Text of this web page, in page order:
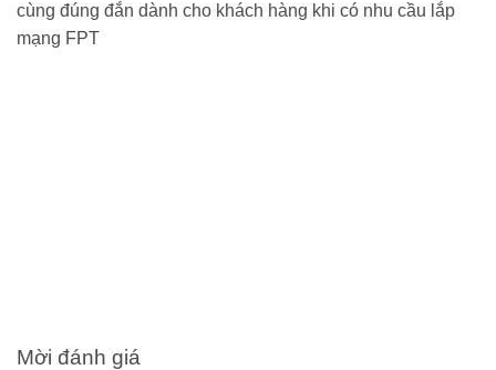
cùng đúng đắn dành cho khách hàng khi có nhu cầu lắp
mạng FPT
Mời đánh giá